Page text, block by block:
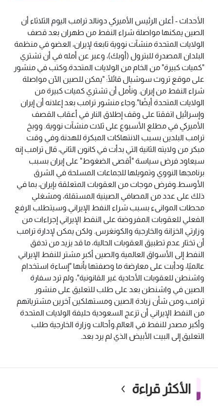
الأحداث - أعلن الرئيس الأميركي دونالد ترامب اليوم الثلاثاء أن
الصين يمكنها مواصلة شراء النفط من طهران بعد قصف
الولايات المتحدة منشآت نووية تابعة لإيران، العضو في منظمة
البلدان المصدرة للبترول (أوبك)، وعبر عن أمله في أن تشتري
"كميات كبيرة" من الخام من الولايات المتحدة.وكتب في منشور
على موقع تروث سوشيال قائلًا: "يمكن للصين الآن مواصلة
شراء النفط من إيران. ونأمل أن تشتري كميات كبيرة من
الولايات المتحدة أيضًا".وجاء منشور ترامب بعد إعلانه أن إيران
وإسرائيل اتفقتا على وقف إطلاق النار في أعقاب القصف
الأميركي في مطلع الأسبوع على ثلاث منشآت نووية. ووبخ
ترامب البلدين بسبب الانتهاكات المبكرة للهدنة.وفي وقت
مبكر من ولايته الثانية التي بدأت في كانون الثاني، قال ترامب إنه
سيعاود فرض سياسة "أقصى الضغوط" على إيران بسبب
برنامجها النووي وتمويلها للجماعات المسلحة في الشرق
الأوسط.وفرض موجات من العقوبات المتعلقة بإيران، بما في
ذلك على عدد من المصافي الصينية المستقلة، ومشغلي
محطات الموانىء بسبب شراء النفط الإيراني.وسيتطلب الرفع
الفعلي للعقوبات المفروضة على النفط الإيراني إجراءات من
وزارتي الخزانة والخارجية والكونغرس. ولكن يمكن لإدارة ترامب
أن تختار عدم تطبيق العقوبات الحالية، ما قد يزيد من تدفق
النفط إلى الأسواق العالمية.والصين أكبر مشتر للنفط الإيراني
عالميًا، ودأبت على معارضة ما وصفتها بأنها "إساءة استخدام
واشنطن للعقوبات الأحادية غير القانونية"، ولم ترد سفارة
الصين في واشنطن بعد على طلب للتعليق على منشور
ترامب.ومن شأن زيادة الصين ومستهلكين آخرين مشترياتهم
من النفط الإيراني أن تزعج السعودية حليفة الولايات المتحدة
وأكبر مصدر للنفط في العالم.وأحالت وزارة الخارجية طلب
التعليق إلى البيت الأبيض الذي لم يرد بعد.
الأكثر قراءة